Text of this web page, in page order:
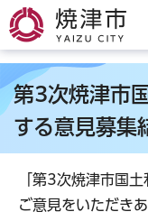
焼津市
第3次焼津市
する意見募集
「第3次焼津市国
ご意見をいただき